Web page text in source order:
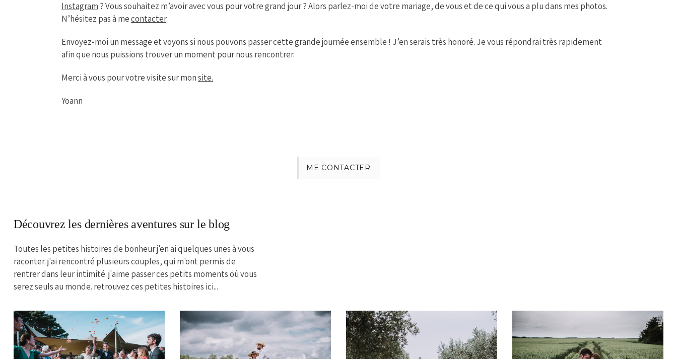
Instagram ? Vous souhaitez m’avoir avec vous pour votre grand jour ? Alors parlez-moi de votre mariage, de vous et de ce qui vous a plu dans mes photos.
N’hésitez pas à mecontacter.
Envoyez-moi un message et voyons si nous pouvons passer cette grande journée ensemble ! J’en serais très honoré. Je vous répondrai très rapidement
afin que nous puissions trouver un moment pour nous rencontrer.
Merci à vous pour votre visite sur monsite.
Yoann
ME CONTACTER
Découvrez les dernières aventures sur le blog
Toutes les petites histoires de bonheur j'en ai quelques unes à vous
raconter. j'ai rencontré plusieurs couples, qui m'ont permis de
rentrer dans leur intimité. j'aime passer ces petits moments où vous
serez seuls au monde. retrouvez ces petites histoires ici...
MARIAGE CÉCILE ET
NICOLAS
SÉANCE GROSSESSE EN
BORDS DE LOIRE
MARIAGE AU CLOS HULLIAS
MARIAGE LA FERME DU
POULT